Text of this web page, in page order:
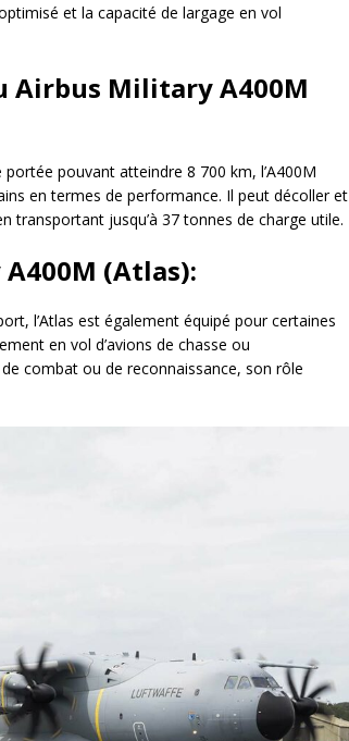
et la capacité de largage en vol
Airbus Military A400M
pouvant atteindre 8 700 km, l’A400M
en termes de performance. Il peut décoller et
jusqu’à 37 tonnes de charge utile.
(Atlas):
l’Atlas est également équipé pour certaines
en vol d’avions de chasse ou
combat ou de reconnaissance, son rôle